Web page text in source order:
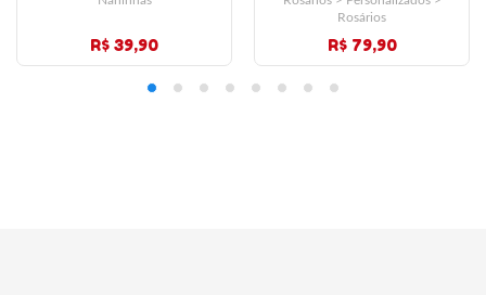
R$ 39,90
Rosários
R$ 79,90